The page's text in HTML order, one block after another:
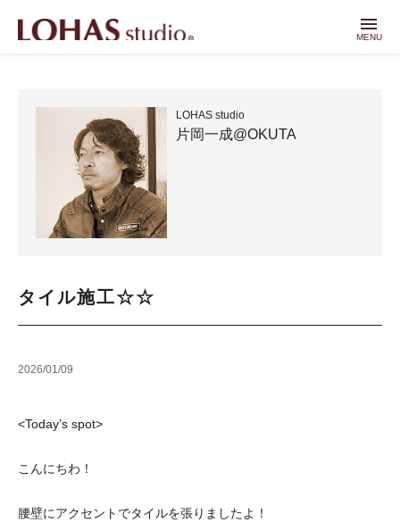
menu
MENU
LOHAS studio
片岡一成@OKUTA
タイル施工☆☆
2026/01/09
<Today’s spot>
こんにちわ！
腰壁にアクセントでタイルを張りましたよ！